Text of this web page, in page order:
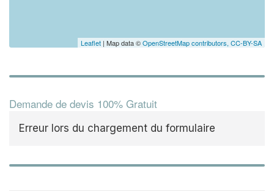
Leaflet | Map data ©OpenStreetMap contributors, CC-BY-SA
Demande de devis 100% Gratuit
Erreur lors du chargement du formulaire